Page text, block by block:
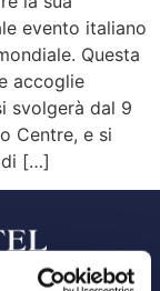
evento italiano
Questa
accoglie
svolgerà dal 9
Centre, e si
di […]